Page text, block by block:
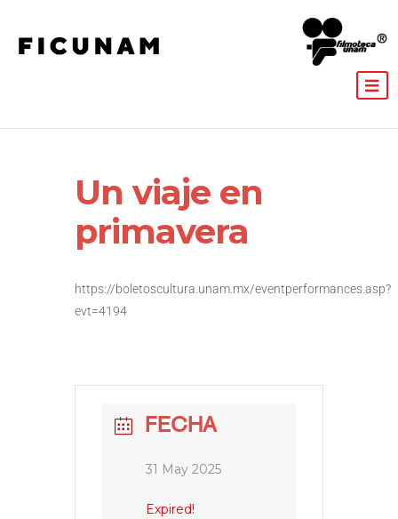
Un viaje en
primavera
https://boletoscultura.unam.mx/eventperformances.asp?
evt=4194
FECHA
31 May 2025
Expired!